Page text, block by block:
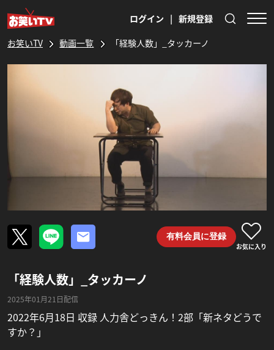
ログイン | 新規登録
お笑いTV 動画一覧 「経験人数」_タッカーノ
有料会員に登録
お気に入り
「経験人数」_タッカーノ
2025年01月21日配信
2022年6月18日 収録 人力舎どっきん！2部「新ネタどうで
すか？」